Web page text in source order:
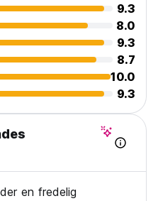
9.3
8.0
9.3
8.7
10.0
9.3
en fredelig